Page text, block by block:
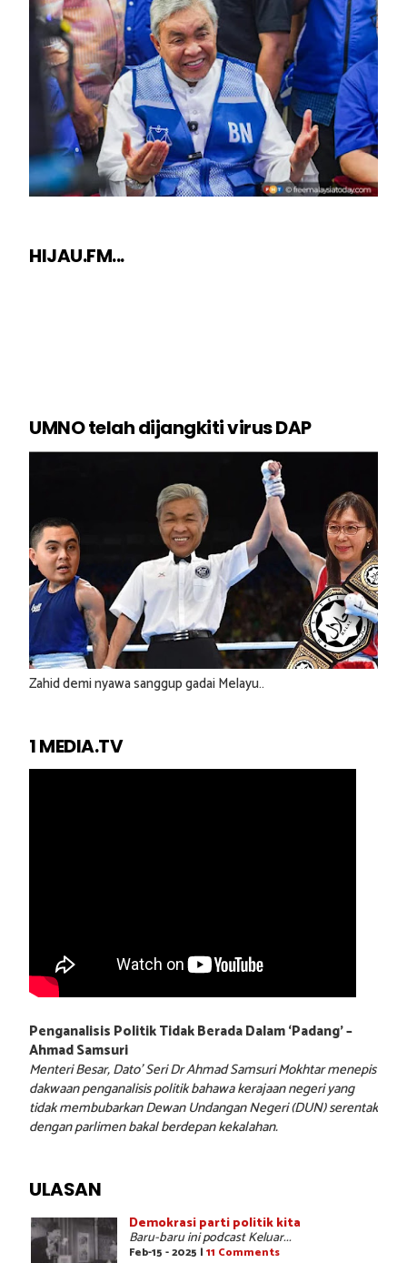
HIJAU.FM...
UMNO telah dijangkiti virus DAP
Zahid demi nyawa sanggup gadai Melayu..
1 MEDIA.TV
Penganalisis Politik Tidak Berada Dalam ‘Padang’ –
Ahmad Samsuri
Menteri Besar, Dato’ Seri Dr Ahmad Samsuri Mokhtar menepis
dakwaan penganalisis politik bahawa kerajaan negeri yang
tidak membubarkan Dewan Undangan Negeri (DUN) serentak
dengan parlimen bakal berdepan kekalahan.
ULASAN
Demokrasi parti politik kita
Baru-baru ini podcast Keluar...
Feb-15 - 2025 | 11 Comments